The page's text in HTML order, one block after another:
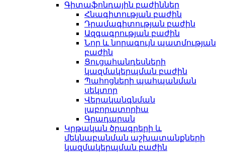
Գիտաֆոնդային բաժիններ
Հնագիտության բաժին
Դրամագիտության բաժին
Ազգագրության բաժին
Նոր և նորագույն պատմության
բաժին
Ցուցահանդեսների
կազմակերպման բաժին
Պահոցների պահպանման
սեկտոր
Վերականգնման
լաբորատորիա
Գրադարան
Կրթական ծրագրերի և
մեկնաբանման աշխատանքների
կազմակերպման բաժին